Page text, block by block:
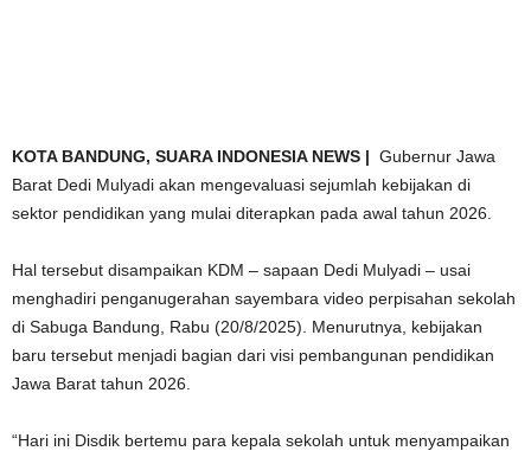
KOTA BANDUNG, SUARA INDONESIA NEWS | Gubernur Jawa
Barat Dedi Mulyadi akan mengevaluasi sejumlah kebijakan di
sektor pendidikan yang mulai diterapkan pada awal tahun 2026.
Hal tersebut disampaikan KDM – sapaan Dedi Mulyadi – usai
menghadiri penganugerahan sayembara video perpisahan sekolah
di Sabuga Bandung, Rabu (20/8/2025). Menurutnya, kebijakan
baru tersebut menjadi bagian dari visi pembangunan pendidikan
Jawa Barat tahun 2026.
“Hari ini Disdik bertemu para kepala sekolah untuk menyampaikan